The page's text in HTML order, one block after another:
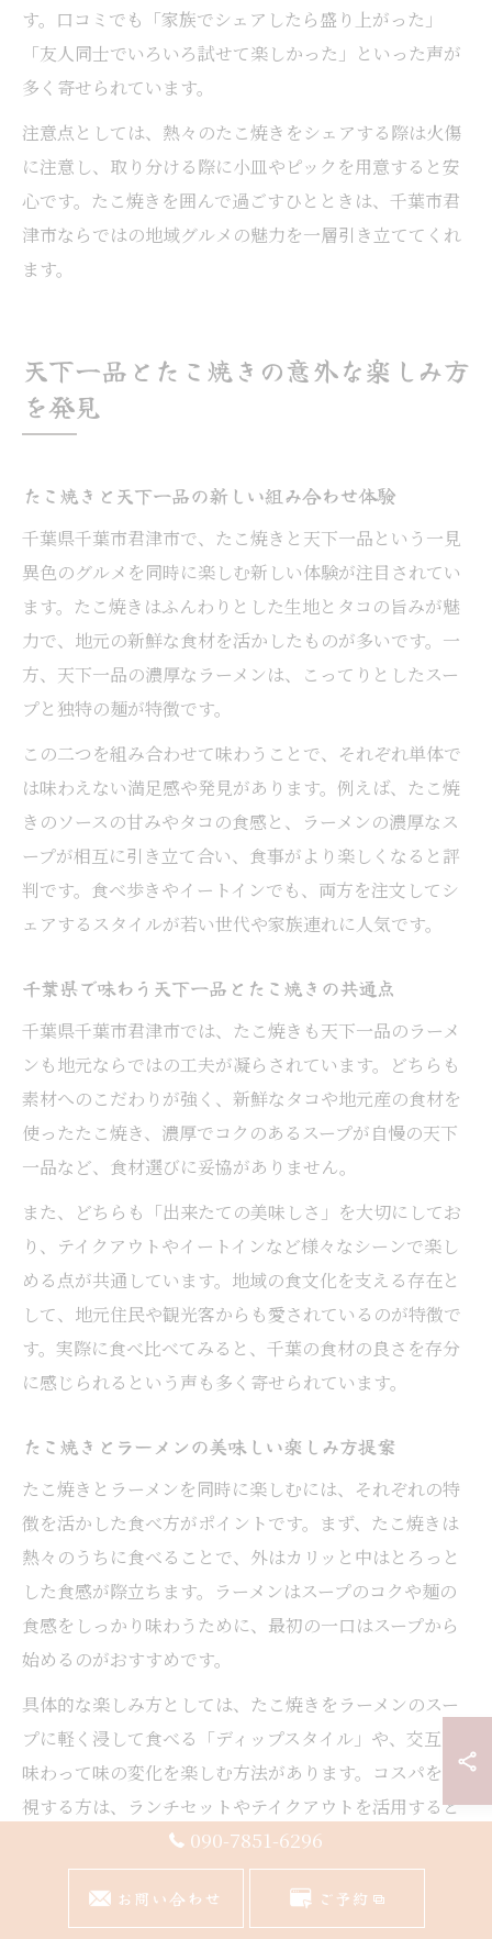
す。口コミでも「家族でシェアしたら盛り上がった」
「友人同士でいろいろ試せて楽しかった」といった声が
多く寄せられています。
注意点としては、熱々のたこ焼きをシェアする際は火傷
に注意し、取り分ける際に小皿やピックを用意すると安
心です。たこ焼きを囲んで過ごすひとときは、千葉市君
津市ならではの地域グルメの魅力を一層引き立ててくれ
ます。
天下一品とたこ焼きの意外な楽しみ方
を発見
たこ焼きと天下一品の新しい組み合わせ体験
千葉県千葉市君津市で、たこ焼きと天下一品という一見
異色のグルメを同時に楽しむ新しい体験が注目されてい
ます。たこ焼きはふんわりとした生地とタコの旨みが魅
力で、地元の新鮮な食材を活かしたものが多いです。一
方、天下一品の濃厚なラーメンは、こってりとしたスー
プと独特の麺が特徴です。
この二つを組み合わせて味わうことで、それぞれ単体で
は味わえない満足感や発見があります。例えば、たこ焼
きのソースの甘みやタコの食感と、ラーメンの濃厚なス
ープが相互に引き立て合い、食事がより楽しくなると評
判です。食べ歩きやイートインでも、両方を注文してシ
ェアするスタイルが若い世代や家族連れに人気です。
千葉県で味わう天下一品とたこ焼きの共通点
千葉県千葉市君津市では、たこ焼きも天下一品のラーメ
ンも地元ならではの工夫が凝らされています。どちらも
素材へのこだわりが強く、新鮮なタコや地元産の食材を
使ったたこ焼き、濃厚でコクのあるスープが自慢の天下
一品など、食材選びに妥協がありません。
また、どちらも「出来たての美味しさ」を大切にしてお
り、テイクアウトやイートインなど様々なシーンで楽し
める点が共通しています。地域の食文化を支える存在と
して、地元住民や観光客からも愛されているのが特徴で
す。実際に食べ比べてみると、千葉の食材の良さを存分
に感じられるという声も多く寄せられています。
たこ焼きとラーメンの美味しい楽しみ方提案
たこ焼きとラーメンを同時に楽しむには、それぞれの特
徴を活かした食べ方がポイントです。まず、たこ焼きは
熱々のうちに食べることで、外はカリッと中はとろっと
した食感が際立ちます。ラーメンはスープのコクや麺の
食感をしっかり味わうために、最初の一口はスープから
始めるのがおすすめです。
具体的な楽しみ方としては、たこ焼きをラーメンのスー
プに軽く浸して食べる「ディップスタイル」や、交互に
味わって味の変化を楽しむ方法があります。コスパを重
視する方は、ランチセットやテイクアウトを活用すると
満足度が高まります。地元の公園や自宅で持ち帰りグル
メとして楽しむのも人気です。
090-7851-6296
お問い合わせ ご予約